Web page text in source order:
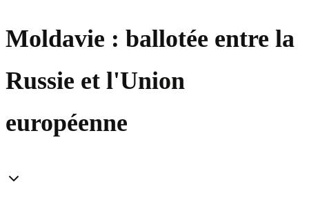
Moldavie : ballotée entre la
Russie et l'Union
européenne